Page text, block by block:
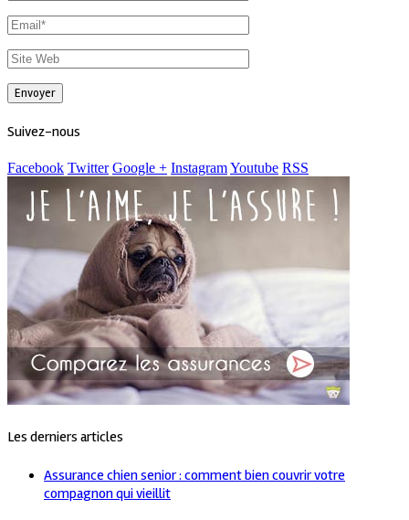
Suivez-nous
Facebook Twitter Google + InstagramYoutube RSS
Les derniers articles
Assurance chien senior : comment bien couvrir votre
compagnon qui vieillit